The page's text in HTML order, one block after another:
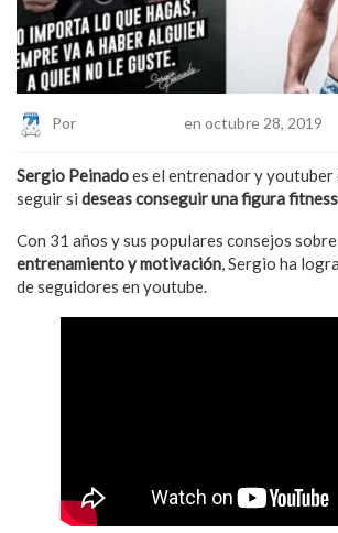
Por en octubre 28, 2019
Sergio Peinadoes el entrenador y youtuber
seguir si deseas conseguir una figura
Con 31 años y sus populares consejos sobre
entrenamiento y motivación, Sergio ha
de seguidores en youtube.